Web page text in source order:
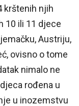
krštenih njih
10 ili 11 djece
Austriju,
ovisno o tome
nimalo ne
rođena u
u inozemstvu